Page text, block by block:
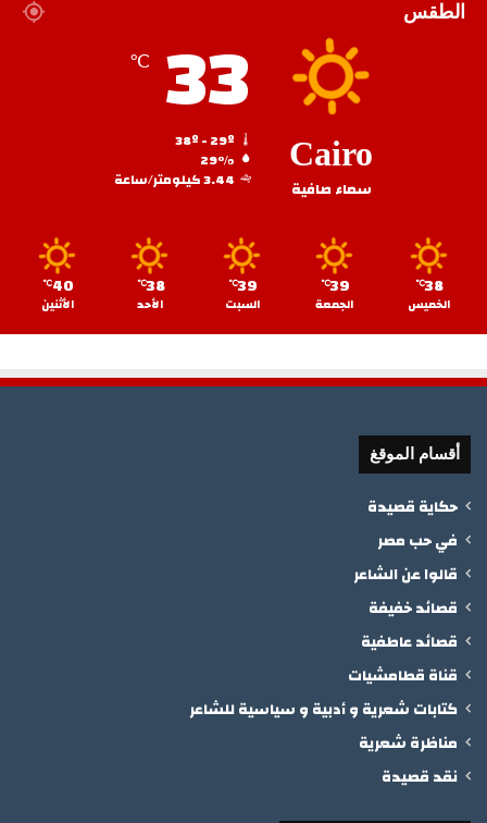
الطقس
Cairo
سماء صافية
33
℃
29%
3.44 كيلومتر/ساعة
38
℃
الخميس
39
℃
الجمعة
39
℃
السبت
38
℃
الأحد
40
℃
الأثنين
أقسام الموقغ
حكاية قصيدة
في حب مصر
قالوا عن الشاعر
قصائد خفيفة
قصائد عاطفية
قناة قطامشيات
كتابات شعرية و أدبية و سياسية للشاعر
مناظرة شعرية
نقد قصيدة